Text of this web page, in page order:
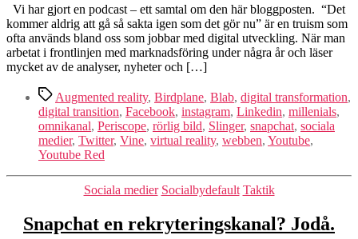
–
sociala
medier
och
2016
Vi har gjort en podcast – ett samtal om den här bloggposten. “Det
kommer aldrig att gå så sakta igen som det gör nu” är en truism som
ofta används bland oss som jobbar med digital utveckling. När man
arbetat i frontlinjen med marknadsföring under några år och läser
mycket av de analyser, nyheter och […]
Etiketter
Augmented reality, Birdplane, Blab, digital transformation,
digital transition, Facebook, instagram, Linkedin, millenials,
omnikanal, Periscope, rörlig bild, Slinger, snapchat, sociala
medier, Twitter, Vine, virtual reality, webben, Youtube,
Youtube Red
Kategorier
Sociala medier Socialbydefault Taktik
Snapchat en rekryteringskanal? Jodå.